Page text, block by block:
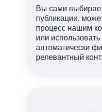
Вы сами
публикации,
процесс нашим
или
автоматически
релевантный